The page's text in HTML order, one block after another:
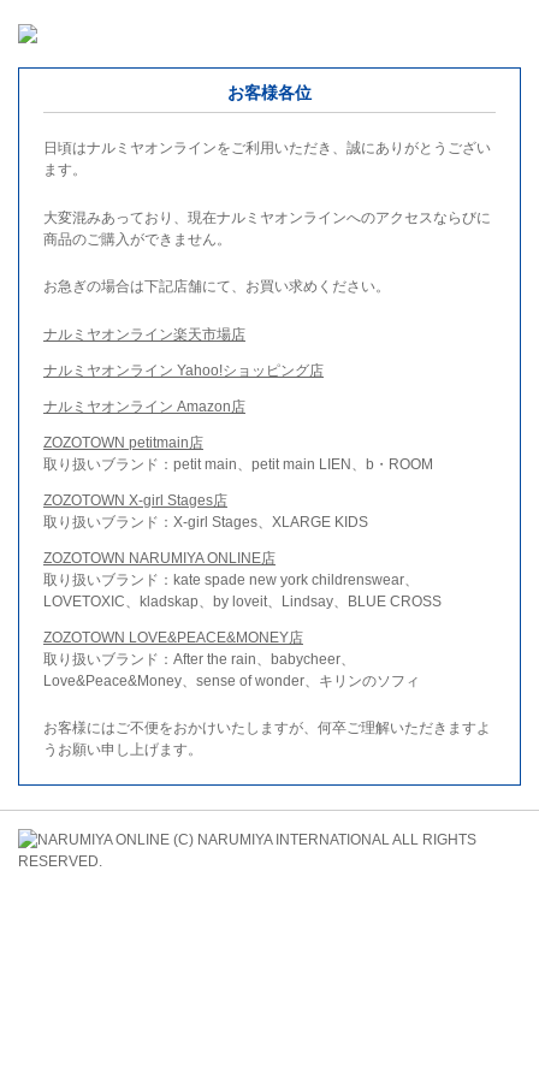
お客様各位
日頃はナルミヤオンラインをご利用いただき、誠にありがとうござい
ます。
大変混みあっており、現在ナルミヤオンラインへのアクセスならびに
商品のご購入ができません。
お急ぎの場合は下記店舗にて、お買い求めください。
ナルミヤオンライン楽天市場店
ナルミヤオンライン Yahoo!ショッピング店
ナルミヤオンライン Amazon店
ZOZOTOWN petitmain店
取り扱いブランド：petit main、petit main LIEN、b・ROOM
ZOZOTOWN X-girl Stages店
取り扱いブランド：X-girl Stages、XLARGE KIDS
ZOZOTOWN NARUMIYA ONLINE店
取り扱いブランド：kate spade new york childrenswear、
LOVETOXIC、kladskap、by loveit、Lindsay、BLUE CROSS
ZOZOTOWN LOVE&PEACE&MONEY店
取り扱いブランド：After the rain、babycheer、
Love&Peace&Money、sense of wonder、キリンのソフィ
お客様にはご不便をおかけいたしますが、何卒ご理解いただきますよ
うお願い申し上げます。